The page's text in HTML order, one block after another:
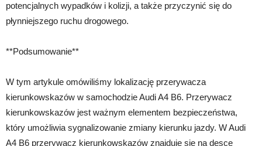
potencjalnych wypadków i kolizji, a także przyczynić się do
płynniejszego ruchu drogowego.
**Podsumowanie**
W tym artykule omówiliśmy lokalizację przerywacza
kierunkowskazów w samochodzie Audi A4 B6. Przerywacz
kierunkowskazów jest ważnym elementem bezpieczeństwa,
który umożliwia sygnalizowanie zmiany kierunku jazdy. W Audi
A4 B6 przerywacz kierunkowskazów znajduje się na desce